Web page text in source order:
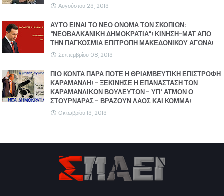
Αυγούστου 23, 2013
ΑΥΤΟ ΕΙΝΑΙ ΤΟ ΝΕΟ ΟΝΟΜΑ ΤΩΝ ΣΚΟΠΙΩΝ:
"ΝΕΟΒΑΛΚΑΝΙΚΗ ΔΗΜΟΚΡΑΤΙΑ"! ΚΙΝΗΣΗ-ΜΑΤ ΑΠΟ
ΤΗΝ ΠΑΓΚΟΣΜΙΑ ΕΠΙΤΡΟΠΗ ΜΑΚΕΔΟΝΙΚΟΥ ΑΓΩΝΑ!
Σεπτεμβρίου 08, 2013
ΠΙΟ ΚΟΝΤΑ ΠΑΡΑ ΠΟΤΕ Η ΘΡΙΑΜΒΕΥΤΙΚΗ ΕΠΙΣΤΡΟΦΗ
ΚΑΡΑΜΑΝΛΗ! - ΞΕΚΙΝΗΣΕ Η ΕΠΑΝΑΣΤΑΣΗ ΤΩΝ
ΚΑΡΑΜΑΝΛΙΚΩΝ ΒΟΥΛΕΥΤΩΝ - ΥΠ' ΑΤΜΟΝ Ο
ΣΤΟΥΡΝΑΡΑΣ - ΒΡΑΖΟΥΝ ΛΑΟΣ ΚΑΙ ΚΟΜΜΑ!
Οκτωβρίου 13, 2013